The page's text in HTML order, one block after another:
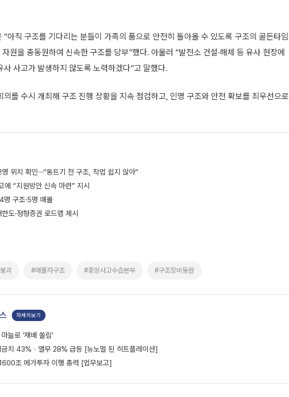
아직 구조를 기다리는 분들이 가족의 품으로 안전히 돌아올 수 있도록 구조의 골든타임
원을 총동원하여 신속한 구조를 당부”했다. 아울러 “발전소 건설·해체 등 유사 현장에
사고가 발생하지 않도록 노력하겠다”고 말했다.
를 수시 개최해 구조 진행 상황을 지속 점검하고, 인명 구조와 안전 확보를 최우선으로
위치 확인⋯"동트기 전 구조, 작업 쉽지 않아"
“지원방안 신속 마련” 지시
명 구조·5명 매몰
도·정형증권 로드맵 제시
괴 #매몰자구조 #중앙사고수습본부 #구조장비동원
자세히보기
늘로 ‘재배 쏠림’
치 43%ㆍ열무 28% 급등 [뉴노멀 된 히트플레이션]
조 메가투자 이행 총력 [업무보고]